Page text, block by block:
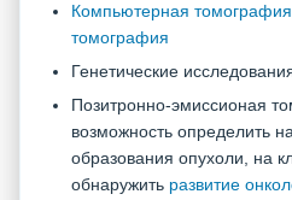
Компьютерная томография
томография
Генетические
Позитронно-эмиссионая
возможность определить
образования опухоли, на
обнаружить развитие